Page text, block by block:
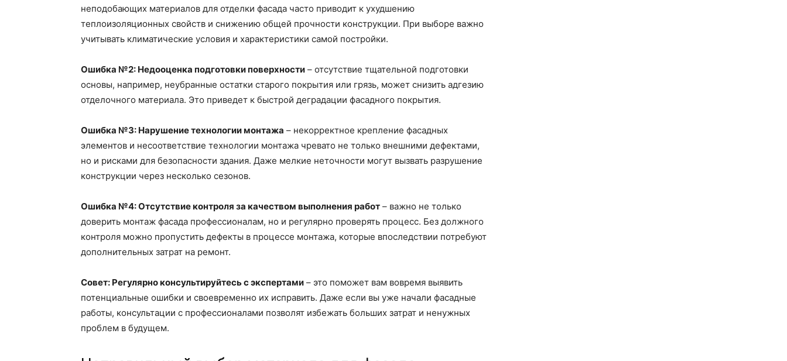
неподобающих материалов для отделки фасада часто приводит к ухудшению
теплоизоляционных свойств и снижению общей прочности конструкции. При выборе важно
учитывать климатические условия и характеристики самой постройки.
Ошибка №2: Недооценка подготовки поверхности – отсутствие тщательной подготовки
основы, например, неубранные остатки старого покрытия или грязь, может снизить адгезию
отделочного материала. Это приведет к быстрой деградации фасадного покрытия.
Ошибка №3: Нарушение технологии монтажа – некорректное крепление фасадных
элементов и несоответствие технологии монтажа чревато не только внешними дефектами,
но и рисками для безопасности здания. Даже мелкие неточности могут вызвать разрушение
конструкции через несколько сезонов.
Ошибка №4: Отсутствие контроля за качеством выполнения работ – важно не только
доверить монтаж фасада профессионалам, но и регулярно проверять процесс. Без должного
контроля можно пропустить дефекты в процессе монтажа, которые впоследствии потребуют
дополнительных затрат на ремонт.
Совет: Регулярно консультируйтесь с экспертами – это поможет вам вовремя выявить
потенциальные ошибки и своевременно их исправить. Даже если вы уже начали фасадные
работы, консультации с профессионалами позволят избежать больших затрат и ненужных
проблем в будущем.